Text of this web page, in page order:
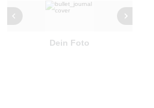
Dein Foto